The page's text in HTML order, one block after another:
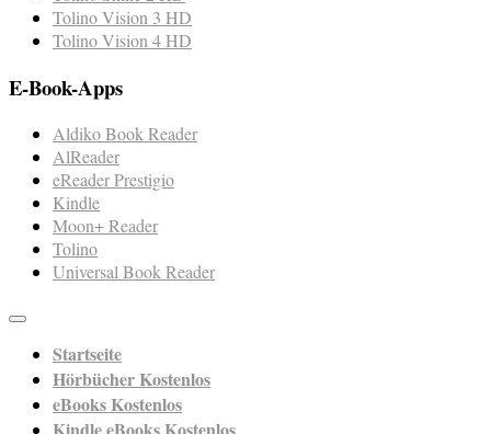
Tolino Vision 3 HD
Tolino Vision 4 HD
E-Book-Apps
Aldiko Book Reader
AlReader
eReader Prestigio
Kindle
Moon+ Reader
Tolino
Universal Book Reader
Startseite
Hörbücher Kostenlos
eBooks Kostenlos